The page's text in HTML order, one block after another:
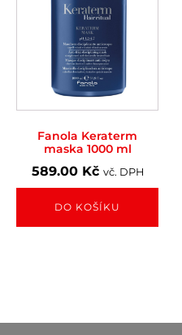
Fanola Keraterm
maska 1000 ml
589.00 Kč vč. DPH
DO KOŠÍKU